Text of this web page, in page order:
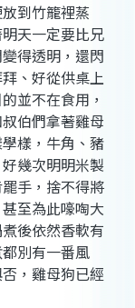
到竹籠裡蒸
天一定要比兄
得透明，還閃
、好從供桌上
並不在食用，
伯們拿著雞母
樣，牛角、豬
幾次明明米製
手，捨不得將
至為此嚎啕大
後依然香軟有
別有一番風
，雞母狗已經